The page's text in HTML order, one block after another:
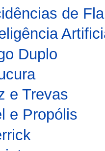
de
Duplo
e Trevas
e Propólis